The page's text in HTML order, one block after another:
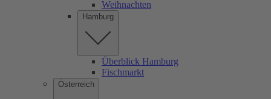
Weihnachten
Hamburg
Überblick Hamburg
Fischmarkt
Österreich